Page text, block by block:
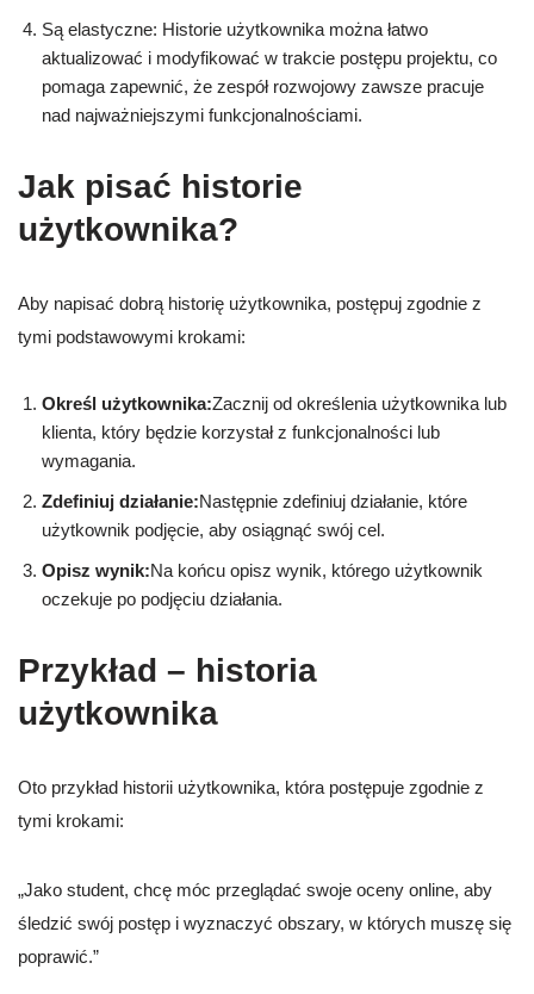
Są elastyczne: Historie użytkownika można łatwo
aktualizować i modyfikować w trakcie postępu projektu, co
pomaga zapewnić, że zespół rozwojowy zawsze pracuje
nad najważniejszymi funkcjonalnościami.
Jak pisać historie
użytkownika?
Aby napisać dobrą historię użytkownika, postępuj zgodnie z
tymi podstawowymi krokami:
Określ użytkownika:Zacznij od określenia użytkownika lub
klienta, który będzie korzystał z funkcjonalności lub
wymagania.
Zdefiniuj działanie:Następnie zdefiniuj działanie, które
użytkownik podjęcie, aby osiągnąć swój cel.
Opisz wynik:Na końcu opisz wynik, którego użytkownik
oczekuje po podjęciu działania.
Przykład – historia
użytkownika
Oto przykład historii użytkownika, która postępuje zgodnie z
tymi krokami:
„Jako student, chcę móc przeglądać swoje oceny online, aby
śledzić swój postęp i wyznaczyć obszary, w których muszę się
poprawić.”